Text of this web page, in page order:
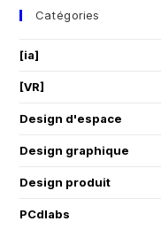
Catégories
[ia]
[VR]
Design d'espace
Design graphique
Design produit
PCdlabs